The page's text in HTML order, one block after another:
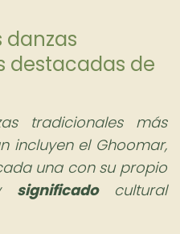
danzas
destacadas de
tradicionales más
incluyen el Ghoomar,
una con su propio
significadocultural